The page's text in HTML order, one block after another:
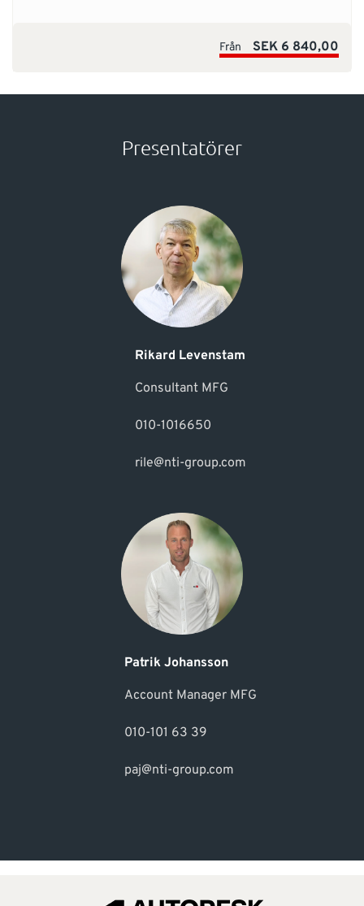
Från SEK 6 840,00
Presentatörer
Rikard Levenstam
Consultant MFG
010-1016650
rile@nti-group.com
Patrik Johansson
Account Manager MFG
010-101 63 39
paj@nti-group.com